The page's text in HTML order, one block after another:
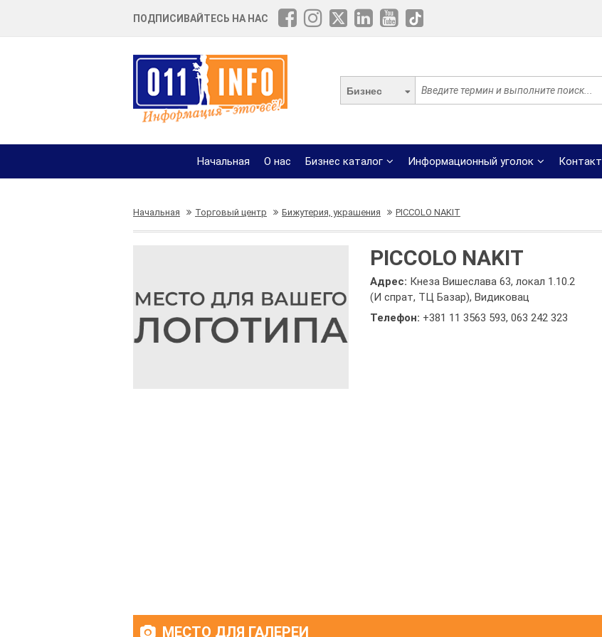
ПОДПИСИВАЙТЕСЬ НА НАС
Бизнес
Начальная О нас Бизнес каталог Информационный уголок Контакт
Начальная Торговый центр Бижутерия, украшения PICCOLO NAKIT
PICCOLO NAKIT
Адрес: Кнеза Вишеслава 63, локал 1.10.2
(И спрат, ТЦ Базар), Видиковац
Телефон: +381 11 3563 593,063 242 323
МЕСТО ДЛЯ ГАЛЕРЕИ